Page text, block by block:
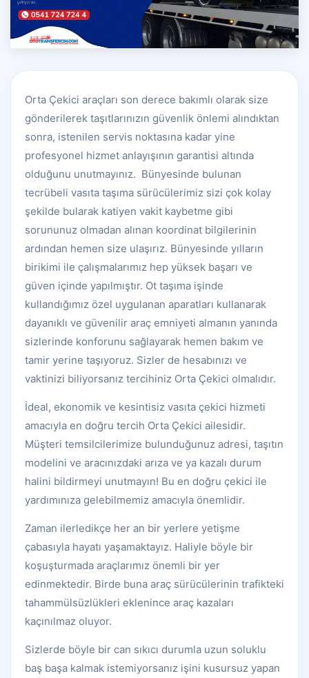
Orta Çekici araçları son derece bakımlı olarak size
gönderilerek taşıtlarınızın güvenlik önlemi alındıktan
sonra, istenilen servis noktasına kadar yine
profesyonel hizmet anlayışının garantisi altında
olduğunu unutmayınız. Bünyesinde bulunan
tecrübeli vasıta taşıma sürücülerimiz sizi çok kolay
şekilde bularak katiyen vakit kaybetme gibi
sorununuz olmadan alınan koordinat bilgilerinin
ardından hemen size ulaşırız. Bünyesinde yılların
birikimi ile çalışmalarımız hep yüksek başarı ve
güven içinde yapılmıştır. Ot taşıma işinde
kullandığımız özel uygulanan aparatları kullanarak
dayanıklı ve güvenilir araç emniyeti almanın yanında
sizlerinde konforunu sağlayarak hemen bakım ve
tamir yerine taşıyoruz. Sizler de hesabınızı ve
vaktinizi biliyorsanız tercihiniz Orta Çekici olmalıdır.
İdeal, ekonomik ve kesintisiz vasıta çekici hizmeti
amacıyla en doğru tercih Orta Çekici ailesidir.
Müşteri temsilcilerimize bulunduğunuz adresi, taşıtın
modelini ve aracınızdaki arıza ve ya kazalı durum
halini bildirmeyi unutmayın! Bu en doğru çekici ile
yardımınıza gelebilmemiz amacıyla önemlidir.
Zaman ilerledikçe her an bir yerlere yetişme
çabasıyla hayatı yaşamaktayız. Haliyle böyle bir
koşuşturmada araçlarımız önemli bir yer
edinmektedir. Birde buna araç sürücülerinin trafikteki
tahammülsüzlükleri eklenince araç kazaları
kaçınılmaz oluyor.
Sizlerde böyle bir can sıkıcı durumla uzun soluklu
baş başa kalmak istemiyorsanız işini kusursuz yapan